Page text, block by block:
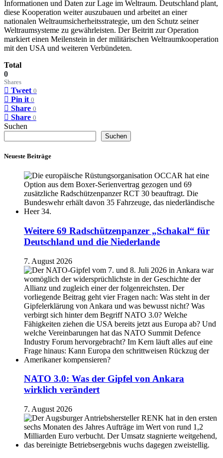
Informationen und Daten zur Lage im Weltraum. Deutschland plant,
diese Kooperation weiter auszubauen und arbeitet an einer
nationalen Weltraumsicherheitsstrategie, um den Schutz seiner
Weltraumsysteme zu gewährleisten. Der Beitritt zur Operation
markiert einen Meilenstein in der militärischen Weltraumkooperation
mit den USA und weiteren Verbündeten.
Total
0
Shares
Tweet 0
Pin it 0
Share 0
Share 0
Suchen
Suchen
Neueste Beiträge
Weitere 69 Radschützenpanzer „Schakal“ für
Deutschland und die Niederlande
7. August 2026
NATO 3.0: Was der Gipfel von Ankara
wirklich verändert
7. August 2026